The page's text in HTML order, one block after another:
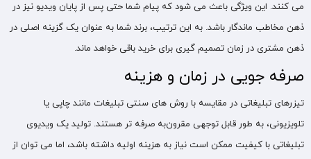
می کنند. این ویژگی باعث می ‌شود که پیام شما حتی پس از پایان ویدیو نیز در
ذهن مخاطب ماندگار باشد. به این ترتیب، برند شما به‌ عنوان یک گزینه اصلی در
ذهن مشتری در زمان تصمیم‌ گیری برای خرید باقی خواهد ماند.
صرفه ‌جویی در زمان و هزینه
تیزرهای تبلیغاتی در مقایسه با روش ‌های سنتی تبلیغات مانند چاپی یا
تلویزیونی، به ‌طور قابل توجهی مقرون‌به ‌صرفه ‌تر هستند. تولید یک ویدیوی
تبلیغاتی با کیفیت ممکن است نیاز به هزینه اولیه داشته باشد، اما می ‌توان از